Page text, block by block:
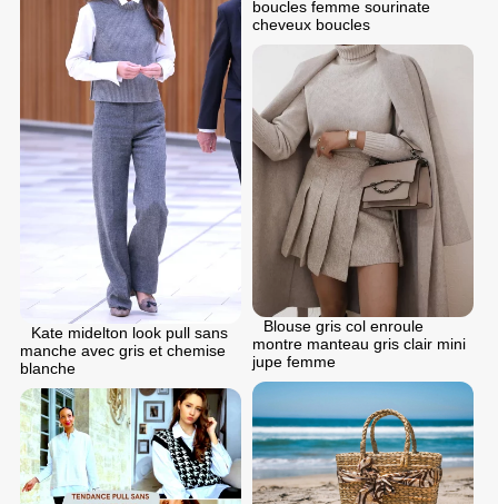
boucles femme sourinate
cheveux boucles
Kate midelton look pull sans
manche avec gris et chemise
blanche
Blouse gris col enroule
montre manteau gris clair mini
jupe femme